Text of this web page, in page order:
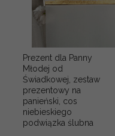
Prezent dla Panny
Młodej od
Świadkowej, zestaw
prezentowy na
panieński, cos
niebieskiego
podwiązka ślubna